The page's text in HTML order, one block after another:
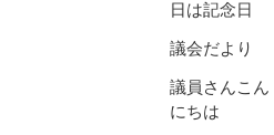
日は記念日
議会だより
議員さんこん
にちは